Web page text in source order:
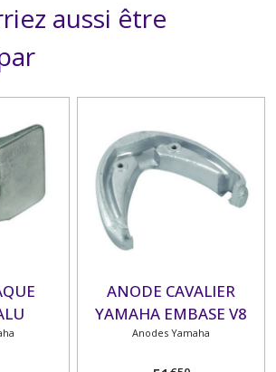
aussi être
ANODE CAVALIER
YAMAHA EMBASE V8
Anodes Yamaha